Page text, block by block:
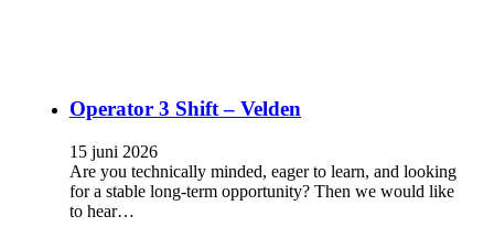
Operator 3 Shift – Velden
15 juni 2026
Are you technically minded, eager to learn, and looking
for a stable long-term opportunity? Then we would like
to hear…